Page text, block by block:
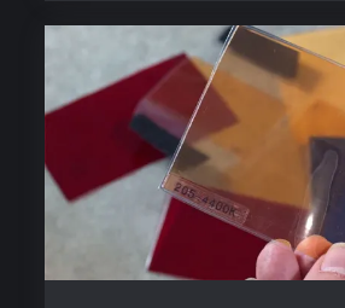
améliore
le
rendu
de
vos
images